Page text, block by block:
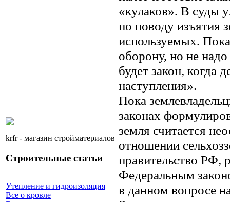
krfr - магазин стройматериалов
Строительные статьи
Утепление и гидроизоляция
Все о кровле
«кулаков». В суды
по поводу изъятия
используемых.
оборону, но не надо
будет закон, когда
наступления».
Пока
законах
земля считается
отношении
правительство РФ,
Федеральным
в данном вопросе